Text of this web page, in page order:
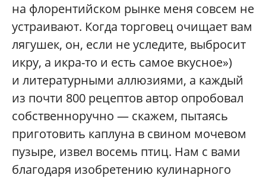
на флорентийском рынке меня совсем не
устраивают. Когда торговец очищает вам
лягушек, он, если не уследите, выбросит
икру, а икра-то и есть самое вкусное»)
и литературными аллюзиями, а каждый
из почти 800 рецептов автор опробовал
собственноручно — скажем, пытаясь
приготовить каплуна в свином мочевом
пузыре, извел восемь птиц. Нам с вами
благодаря изобретению кулинарного